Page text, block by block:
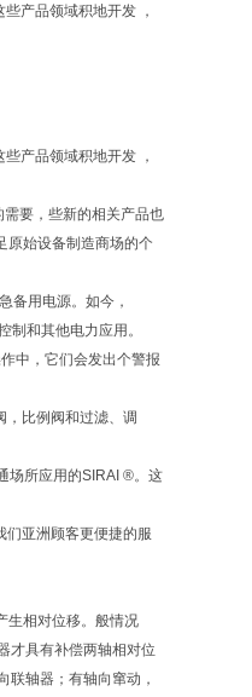
产品领域积地开发 ，
产品领域积地开发 ，
要，些新的相关产品也
原始设备制造商场的个
备用电源。如今，
和其他电力应用。
中，它们会发出个警报
，比例阀和过滤、调
场所应用的SIRAI ®。这
们亚洲顾客更便捷的服
生相对位移。般情况
才具有补偿两轴相对位
轴器；有轴向窜动，